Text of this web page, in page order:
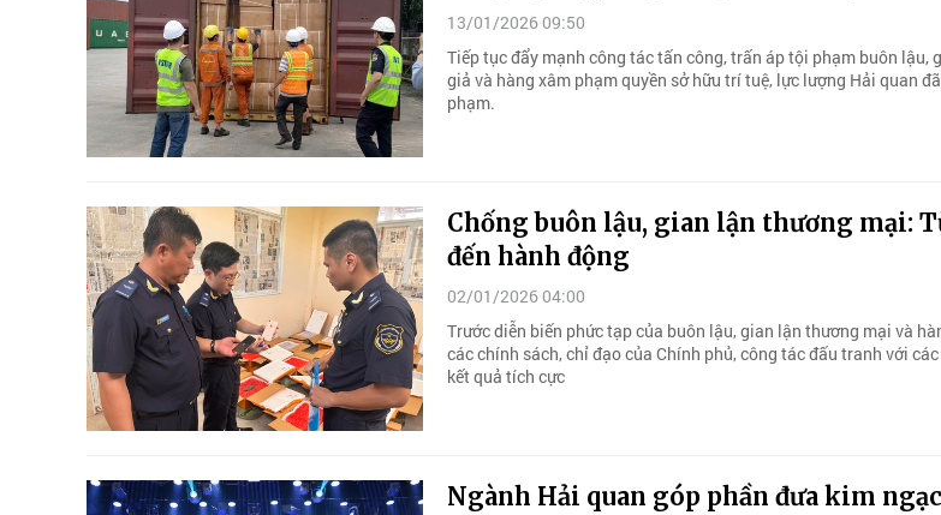
13/01/2026 09:50
Tiếp tục đẩy mạnh công tác tấn công, trấn áp tội phạm buôn lậu,
giả và hàng xâm phạm quyền sở hữu trí tuệ, lực lượng Hải quan
phạm.
Chống buôn lậu, gian lận thương mại:
đến hành động
02/01/2026 04:00
Trước diễn biến phức tạp của buôn lậu, gian lận thương mại và
các chính sách, chỉ đạo của Chính phủ, công tác đấu tranh với
kết quả tích cực
Ngành Hải quan góp phần đưa kim